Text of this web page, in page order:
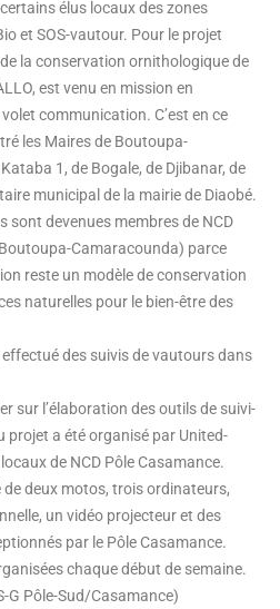
élus locaux des zones
et SOS-vautour. Pour le projet
la conservation ornithologique de
est venu en mission en
communication. C’est en ce
les Maires de Boutoupa-
1, de Bogale, de Djibanar, de
municipal de la mairie de Diaobé.
sont devenues membres de NCD
Camaracounda) parce
reste un modèle de conservation
naturelles pour le bien-être des
des suivis de vautours dans
sur l’élaboration des outils de suivi-
projet a été organisé par United-
de NCD Pôle Casamance.
deux motos, trois ordinateurs,
un vidéo projecteur et des
par le Pôle Casamance.
chaque début de semaine.
G Pôle-Sud/Casamance)